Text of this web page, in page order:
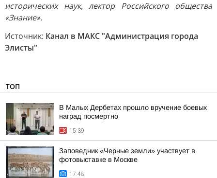
исторических наук, лектор Российского общества
«Знание».
Источник: Канал в МАКС "Администрация города
Элисты"
ТОП
В Малых Дербетах прошло вручение боевых
наград посмертно
15:39
Заповедник «Черные земли» участвует в
фотовыставке в Москве
17:48